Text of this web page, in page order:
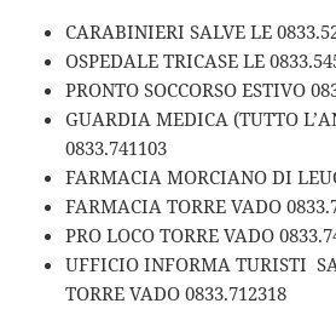
CARABINIERI SALVE LE
OSPEDALE TRICASE LE
PRONTO SOCCORSO ESTIVO
GUARDIA MEDICA (TUTTO
0833.741103
FARMACIA MORCIANO DI
FARMACIA TORRE VADO
PRO LOCO TORRE VADO
UFFICIO INFORMA TURISTI
TORRE VADO 0833.712318